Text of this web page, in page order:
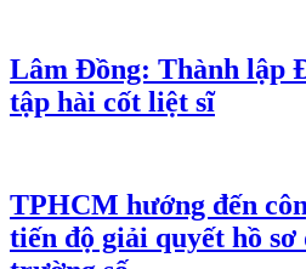
Lâm Đồng: Thành lập
tập hài cốt liệt sĩ
TPHCM hướng đến
tiến độ giải quyết hồ